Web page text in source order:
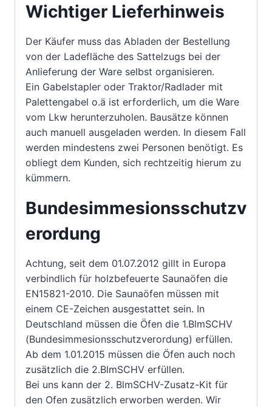
Wichtiger Lieferhinweis
Der Käufer muss das Abladen der Bestellung
von der Ladefläche des Sattelzugs bei der
Anlieferung der Ware selbst organisieren.
Ein Gabelstapler oder Traktor/Radlader mit
Palettengabel o.ä ist erforderlich, um die Ware
vom Lkw herunterzuholen. Bausätze können
auch manuell ausgeladen werden. In diesem Fall
werden mindestens zwei Personen benötigt. Es
obliegt dem Kunden, sich rechtzeitig hierum zu
kümmern.
Bundesimmesionsschutzv
erordung
Achtung, seit dem 01.07.2012 gillt in Europa
verbindlich für holzbefeuerte Saunaöfen die
EN15821-2010. Die Saunaöfen müssen mit
einem CE-Zeichen ausgestattet sein. In
Deutschland müssen die Öfen die 1.BlmSCHV
(Bundesimmesionsschutzverordung) erfüllen.
Ab dem 1.01.2015 müssen die Öfen auch noch
zusätzlich die 2.BlmSCHV erfüllen.
Bei uns kann der 2. BlmSCHV-Zusatz-Kit für
den Ofen zusätzlich erworben werden. Wir